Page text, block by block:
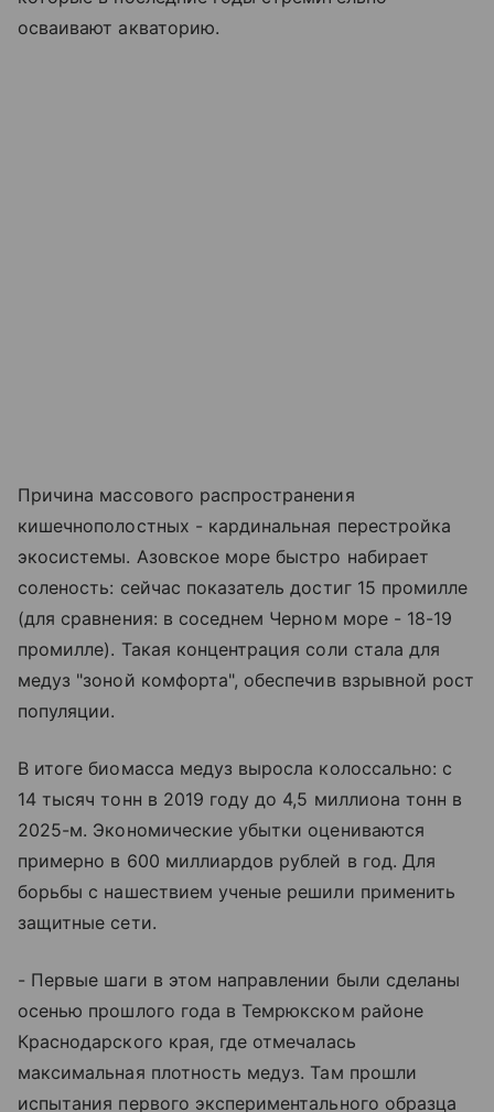
осваивают акваторию.
Причина массового распространения
кишечнополостных - кардинальная перестройка
экосистемы. Азовское море быстро набирает
соленость: сейчас показатель достиг 15 промилле
(для сравнения: в соседнем Черном море - 18-19
промилле). Такая концентрация соли стала для
медуз "зоной комфорта", обеспечив взрывной рост
популяции.
В итоге биомасса медуз выросла колоссально: с
14 тысяч тонн в 2019 году до 4,5 миллиона тонн в
2025-м. Экономические убытки оцениваются
примерно в 600 миллиардов рублей в год. Для
борьбы с нашествием ученые решили применить
защитные сети.
- Первые шаги в этом направлении были сделаны
осенью прошлого года в Темрюкском районе
Краснодарского края, где отмечалась
максимальная плотность медуз. Там прошли
испытания первого экспериментального образца